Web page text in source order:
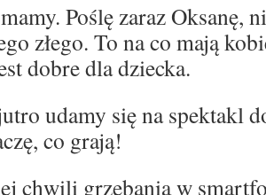
Poślę zaraz Oksanę,
złego. To na co mają
dobre dla dziecka.
udamy się na spektakl
co grają!
chwili grzebania w